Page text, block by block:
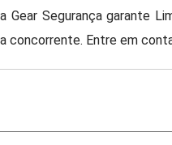
Gear Segurança garante
concorrente. Entre em